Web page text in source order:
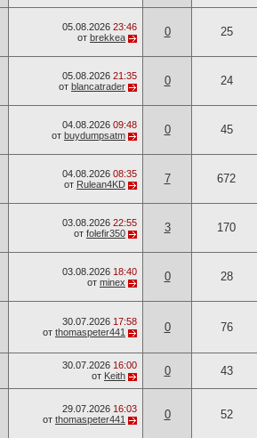
05.08.2026 23:46
от brekkea 0 25
05.08.2026 21:35
от blancatrader 0 24
04.08.2026 09:48
от buydumpsatm 0 45
04.08.2026 08:35
от Rulean4KD 7 672
03.08.2026 22:55
от folefir350 3 170
03.08.2026 18:40
от minex 0 28
30.07.2026 17:58
от thomaspeter441 0 76
30.07.2026 16:00
от Keith 0 43
29.07.2026 16:03
от thomaspeter441 0 52